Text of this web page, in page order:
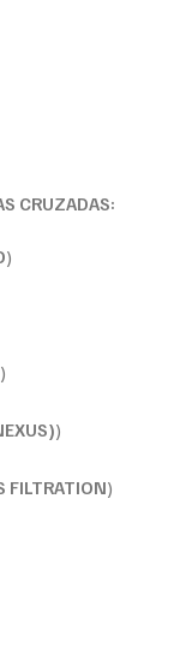
CRUZADAS:
)
)
)
FILTRATION)